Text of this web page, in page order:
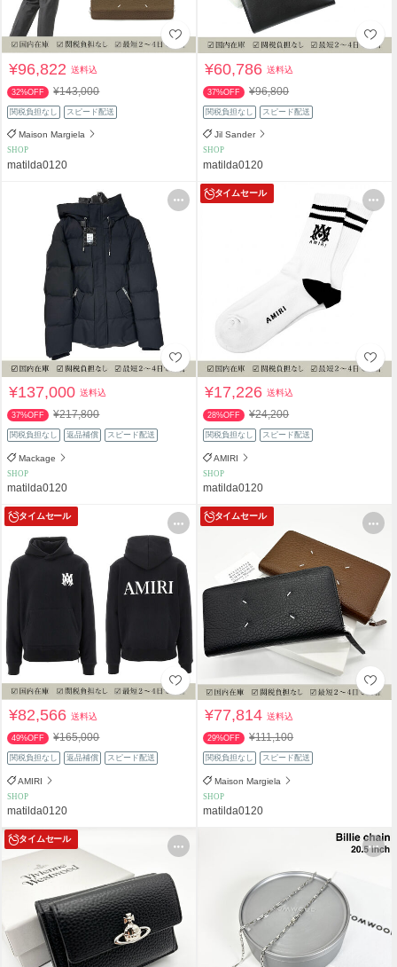
¥96,822送料込
32%OFF ¥143,000
関税負担なし スピード配送
Maison Margiela
SHOP
matilda0120
¥60,786送料込
37%OFF ¥96,800
関税負担なし スピード配送
Jil Sander
SHOP
matilda0120
¥137,000送料込
37%OFF ¥217,800
関税負担なし 返品補償 スピード配送
Mackage
SHOP
matilda0120
タイムセール
¥17,226送料込
28%OFF ¥24,200
関税負担なし スピード配送
AMIRI
SHOP
matilda0120
タイムセール
¥82,566送料込
49%OFF ¥165,000
関税負担なし 返品補償 スピード配送
AMIRI
SHOP
matilda0120
タイムセール
¥77,814送料込
29%OFF ¥111,100
関税負担なし スピード配送
Maison Margiela
SHOP
matilda0120
タイムセール